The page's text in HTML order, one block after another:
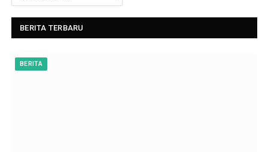
BERITA TERBARU
BERITA